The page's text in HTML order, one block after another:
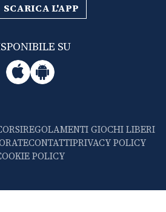
SCARICA L'APP
SU
REGOLAMENTI GIOCHI LIBERI
CONTATTIPRIVACY POLICY
POLICY